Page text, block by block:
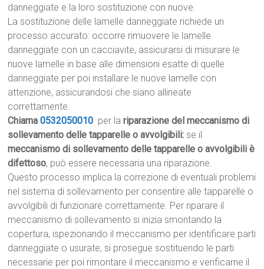
danneggiate e la loro sostituzione con nuove.
La sostituzione delle lamelle danneggiate richiede un
processo accurato: occorre rimuovere le lamelle
danneggiate con un cacciavite, assicurarsi di misurare le
nuove lamelle in base alle dimensioni esatte di quelle
danneggiate per poi installare le nuove lamelle con
attenzione, assicurandosi che siano allineate
correttamente.
Chiama0532050010 per lariparazione del meccanismo di
sollevamento delle tapparelle o avvolgibili: se il
meccanismo di sollevamento delle tapparelle o avvolgibili è
difettoso, può essere necessaria una riparazione.
Questo processo implica la correzione di eventuali problemi
nel sistema di sollevamento per consentire alle tapparelle o
avvolgibili di funzionare correttamente. Per riparare il
meccanismo di sollevamento si inizia smontando la
copertura, ispezionando il meccanismo per identificare parti
danneggiate o usurate, si prosegue sostituendo le parti
necessarie per poi rimontare il meccanismo e verificarne il